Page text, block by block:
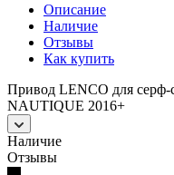
Описание
Наличие
Отзывы
Как купить
Привод LENCO для серф-
NAUTIQUE 2016+
Наличие
Отзывы